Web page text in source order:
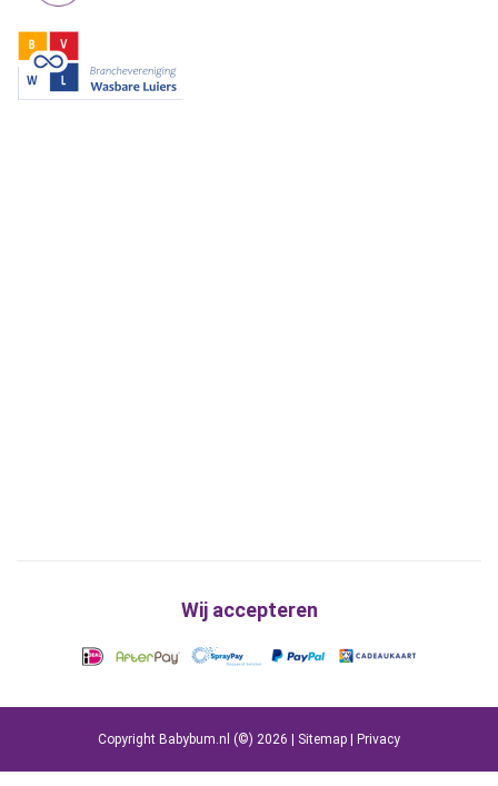
Wij accepteren
Copyright Babybum.nl (©) 2026 | Sitemap Privacy